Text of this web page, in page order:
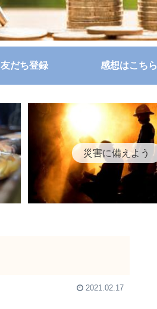
友だち登録 感想はこちら
災害に備えよう
2021.02.17